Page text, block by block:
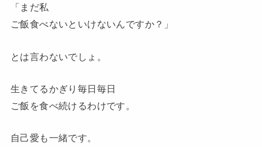
「まだ私
ご飯食べないといけないんですか？」
とは言わないでしょ。
生きてるかぎり毎日毎日
ご飯を食べ続けるわけです。
自己愛も一緒です。